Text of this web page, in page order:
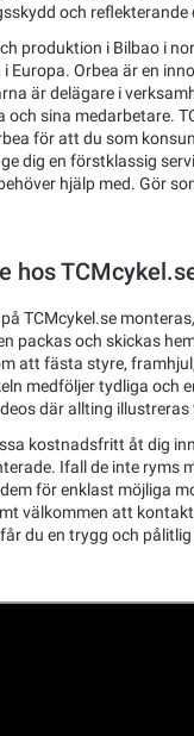
och reflekterande
produktion i Bilbao i
Europa. Orbea är en
är delägare i
sina medarbetare.
för att du som
dig en förstklassig
hjälp med. Gör
hos
TCMcykel.se
packas och skickas
att fästa styre,
medföljer tydliga och
där allting illustreras
kostnadsfritt åt dig
Ifall de inte ryms
för enklast möjliga
välkommen att
du en trygg och